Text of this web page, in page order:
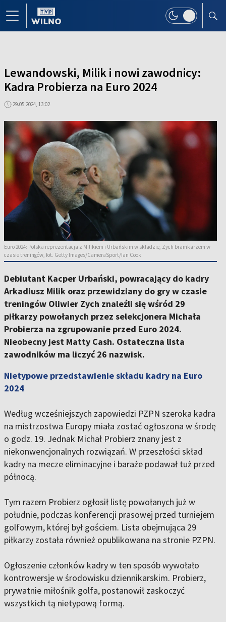
Lewandowski, Milik i nowi zawodnicy:
Kadra Probierza na Euro 2024
29.05.2024, 13:02
Euro 2024: Polska reprezentacja z Milikiem i Urbańskim w składzie, Zych bramkarzem w
czasie treningów, fot. Getty Images/CameraSport/Ian Cook
Debiutant Kacper Urbański, powracający do kadry
Arkadiusz Milik oraz przewidziany do gry w czasie
treningów Oliwier Zych znaleźli się wśród 29
piłkarzy powołanych przez selekcjonera Michała
Probierza na zgrupowanie przed Euro 2024.
Nieobecny jest Matty Cash. Ostateczna lista
zawodników ma liczyć 26 nazwisk.
Nietypowe przedstawienie składu kadry na Euro
2024
Według wcześniejszych zapowiedzi PZPN szeroka kadra
na mistrzostwa Europy miała zostać ogłoszona w środę
o godz. 19. Jednak Michał Probierz znany jest z
niekonwencjonalnych rozwiązań. W przeszłości skład
kadry na mecze eliminacyjne i baraże podawał tuż przed
północą.
Tym razem Probierz ogłosił listę powołanych już w
południe, podczas konferencji prasowej przed turniejem
golfowym, której był gościem. Lista obejmująca 29
piłkarzy została również opublikowana na stronie PZPN.
Ogłoszenie członków kadry w ten sposób wywołało
kontrowersje w środowisku dziennikarskim. Probierz,
prywatnie miłośnik golfa, postanowił zaskoczyć
wszystkich tą nietypową formą.